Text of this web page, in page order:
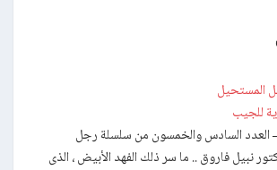
المستحيل
للجيب
– العدد السادس والخمسون من سلسلة رجل
#56 للدكتور نبيل فاروق .. ما سر ذلك الفهد الأبيض ، الذى